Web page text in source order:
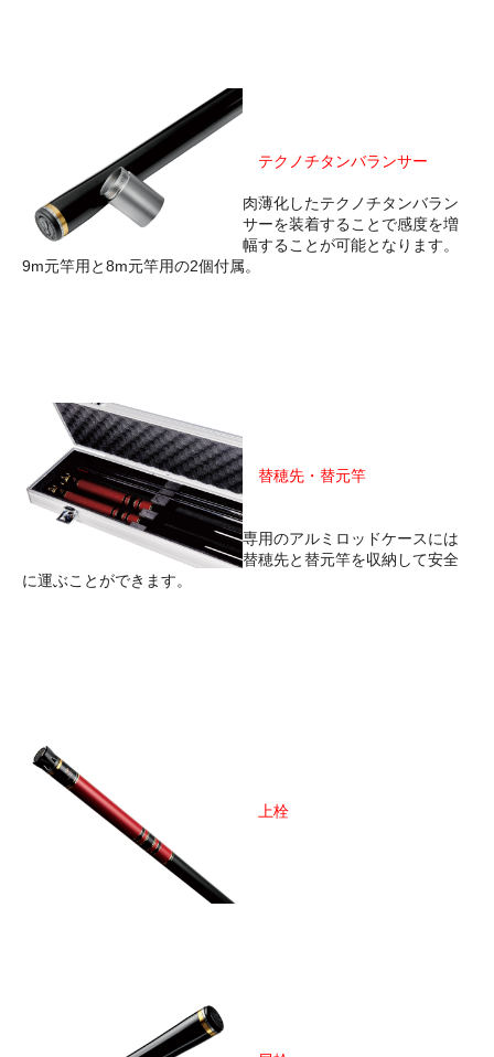
テクノチタンバランサー
肉薄化したテクノチタンバラン
サーを装着することで感度を増
幅することが可能となります。
9m元竿用と8m元竿用の2個付属。
替穂先・替元竿
専用のアルミロッドケースには
替穂先と替元竿を収納して安全
に運ぶことができます。
上栓